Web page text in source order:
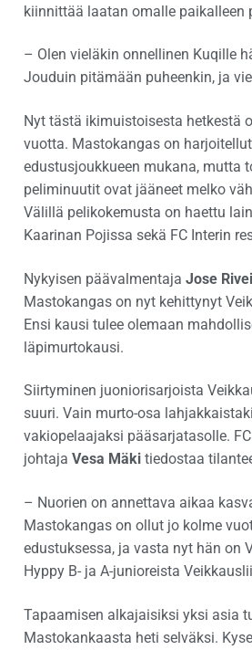
kiinnittää laatan omalle paikalleen
– Olen vieläkin onnellinen Kuqille
Jouduin pitämään puheenkin, ja
Nyt tästä ikimuistoisesta hetkestä
vuotta. Mastokangas on
edustusjoukkueen mukana, mutta
peliminuutit ovat jääneet melko
Välillä pelikokemusta on haettu
Kaarinan Pojissa sekä FC Interin
Nykyisen päävalmentaja Jose
Mastokangas on nyt kehittynyt
Ensi kausi tulee olemaan
läpimurtokausi.
Siirtyminen juoniorisarjoista
suuri. Vain murto-osa
vakiopelaajaksi pääsarjatasolle.
johtaja Vesa Mäki tiedostaa
– Nuorien on annettava aikaa
Mastokangas on ollut jo kolme
edustuksessa, ja vasta nyt hän on
Hyppy B- ja A-junioreista
Tapaamisen alkajaisiksi yksi asia
Mastokankaasta heti selväksi.